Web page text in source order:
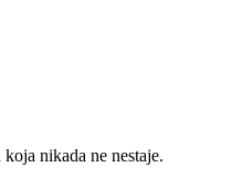
nikada ne nestaje.